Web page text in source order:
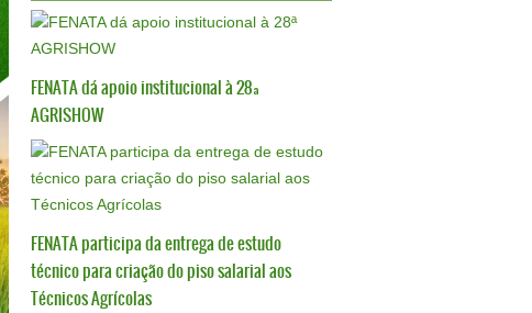
FENATA dá apoio institucional à 28ª
AGRISHOW
FENATA participa da entrega de estudo
técnico para criação do piso salarial aos
Técnicos Agrícolas